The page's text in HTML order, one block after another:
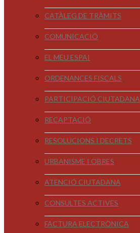
CATÀLEG DE TRÀMITS
COMUNICACIÓ
EL MEU ESPAI
ORDENANCES FISCALS
PARTICIPACIÓ CIUTADANA
RECAPTACIÓ
RESOLUCIONS I DECRETS
URBANISME I OBRES
ATENCIÓ CIUTADANA
CONSULTES ACTIVES
FACTURA ELECTRÒNICA